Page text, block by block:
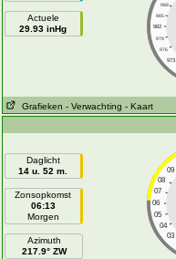
Actuele
29.93 inHg
988
985
982
979
976
973
Grafieken - Verwachting - Kaart
Daglicht
14 u. 52 m.
Zonsopkomst
06:13
Morgen
Azimuth
217.9° ZW
09
08
07
06
05
04
03